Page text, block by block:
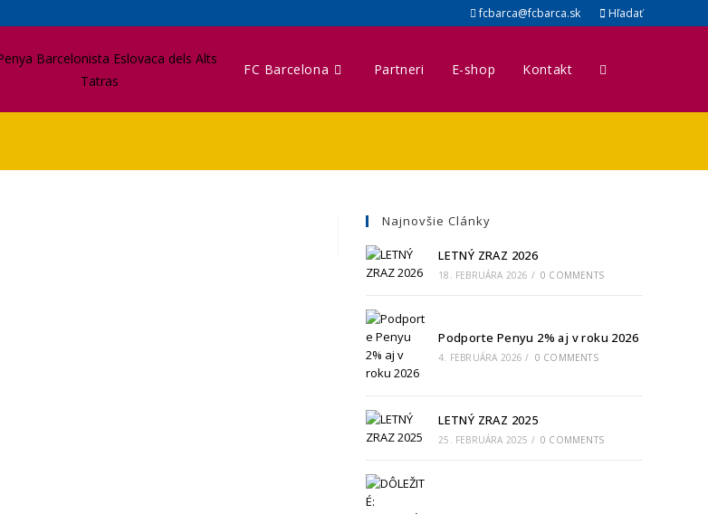
fcbarca@fcbarca.sk Hľadať
FC Barcelona Partneri E-shop Kontakt
Najnovšie Clánky
LETNÝ ZRAZ 2026
18. FEBRUÁRA 2026 / 0 COMMENTS
Podporte Penyu 2% aj v roku 2026
4. FEBRUÁRA 2026 / 0 COMMENTS
LETNÝ ZRAZ 2025
25. FEBRUÁRA 2025 / 0 COMMENTS